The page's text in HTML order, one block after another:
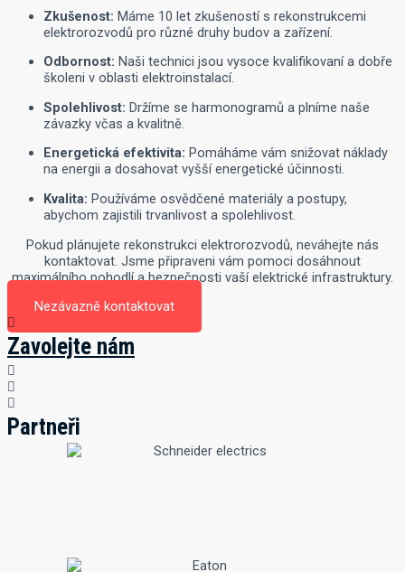
Zkušenost: Máme 10 let zkušeností s rekonstrukcemi
elektrorozvodů pro různé druhy budov a zařízení.
Odbornost: Naši technici jsou vysoce kvalifikovaní a dobře
školeni v oblasti elektroinstalací.
Spolehlivost: Držíme se harmonogramů a plníme naše
závazky včas a kvalitně.
Energetická efektivita: Pomáháme vám snižovat náklady
na energii a dosahovat vyšší energetické účinnosti.
Kvalita: Používáme osvědčené materiály a postupy,
abychom zajistili trvanlivost a spolehlivost.
Pokud plánujete rekonstrukci elektrorozvodů, neváhejte nás
kontaktovat. Jsme připraveni vám pomoci dosáhnout
maximálního pohodlí a bezpečnosti vaší elektrické infrastruktury.
Nezávazně kontaktovat
Zavolejte nám
Partneři